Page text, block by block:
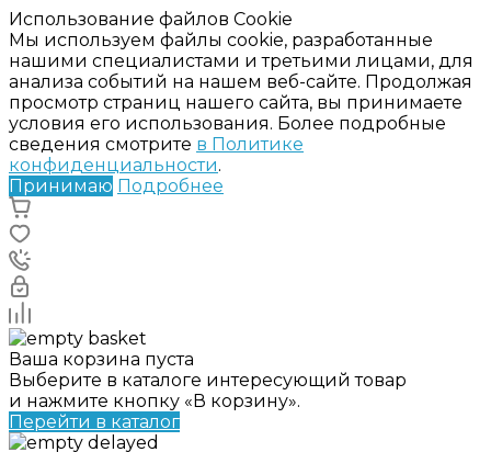
Использование файлов Cookie
Мы используем файлы cookie, разработанные
нашими специалистами и третьими лицами, для
анализа событий на нашем веб-сайте. Продолжая
просмотр страниц нашего сайта, вы принимаете
условия его использования. Более подробные
сведения смотрите в Политике
конфиденциальности.
Принимаю Подробнее
Ваша корзина пуста
Выберите в каталоге интересующий товар
и нажмите кнопку «В корзину».
Перейти в каталог